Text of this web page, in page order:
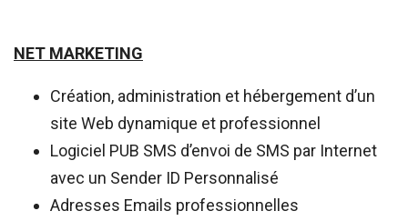
NET MARKETING
Création, administration et hébergement d’un
site Web dynamique et professionnel
Logiciel PUB SMS d’envoi de SMS par Internet
avec un Sender ID Personnalisé
Adresses Emails professionnelles